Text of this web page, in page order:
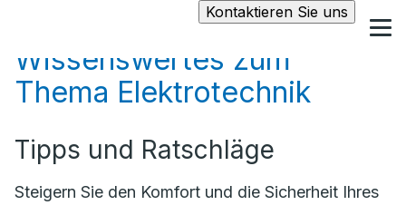
Kontaktieren Sie uns
Wissenswertes zum
Thema Elektrotechnik
Tipps und Ratschläge
Steigern Sie den Komfort und die Sicherheit Ihres